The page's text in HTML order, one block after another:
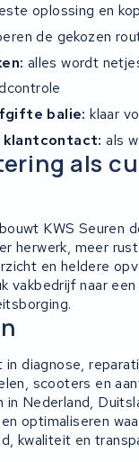
oplossing en
de gekozen
alles wordt
balie:klaar
klantcontact:als
als
KWS Seuren
herwerk, meer
en heldere
vakbedrijf naar
in diagnose,
scooters en
Nederland,
optimaliseren
kwaliteit en